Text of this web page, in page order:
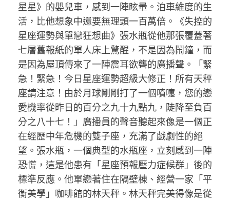
星星》的嬰兒車，感到一陣眩暈。泊車維度的生
活，比他想象中還要無理頭一百萬倍。《失控的
星座運勢與單戀狂想曲》張水瓶從他那張覆蓋著
七層舊報紙的單人床上驚醒，不是因為鬧鐘，而
是因為屋頂傳來了一陣震耳欲聾的廣播聲。「緊
急！緊急！今日星座運勢超級大修正！所有天秤
座請注意！由於月球剛剛打了一個噴嚏，您的戀
愛機率從昨日的百分之九十九點九，陡降至負百
分之八十七！」廣播員的聲音聽起來像是一個正
在經歷中年危機的雙子座，充滿了戲劇性的絕
望。張水瓶，一個典型的水瓶座，立刻感到一陣
恐慌，這是他患有「星座預報壓力症候群」後的
標準反應。他單戀著住在隔壁棟、經營一家「平
衡美學」咖啡館的林天秤。林天秤完美得像是從